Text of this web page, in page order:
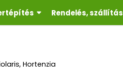
Rendelés, szállítás
Hortenzia